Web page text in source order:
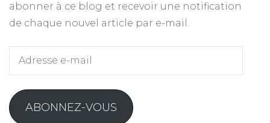
abonner à ce blog et recevoir une notification
de chaque nouvel article par e-mail.
Adresse
mail
ABONNEZ-VOUS